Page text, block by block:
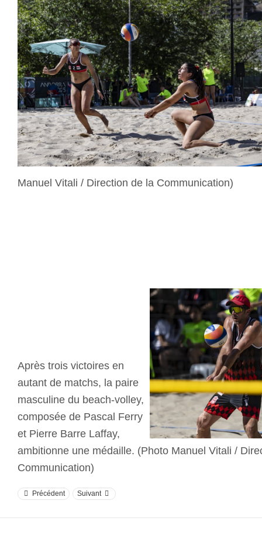
Manuel Vitali / Direction de la Communication)
Après trois victoires en
autant de matchs, la paire
masculine du beach-volley,
composée de Pascal Ferry
et Pierre Barre Laffay,
ambitionne une médaille. (Photo Manuel Vitali /
Communication)
Précédent Suivant